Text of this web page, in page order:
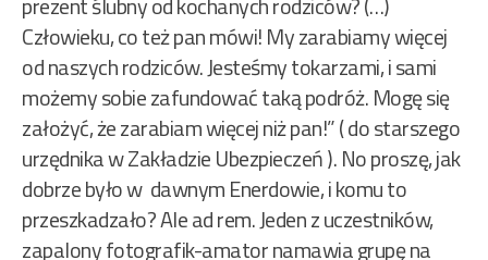
Człowieku, co też pan mówi! My zarabiamy więcej
od naszych rodziców. Jesteśmy tokarzami, i sami
możemy sobie zafundować taką podróż. Mogę się
założyć, że zarabiam więcej niż pan!” ( do starszego
urzędnika w Zakładzie Ubezpieczeń ). No proszę, jak
dobrze było w dawnym Enerdowie, i komu to
przeszkadzało? Ale ad rem. Jeden z uczestników,
zapalony fotografik-amator namawia grupę na